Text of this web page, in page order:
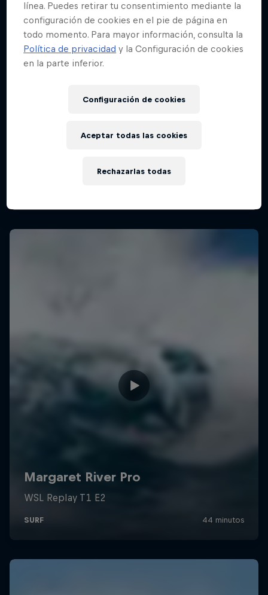
WSL Finals Fiji
línea. Puedes retirar tu consentimiento mediante la
configuración de cookies en el pie de página en
todo momento. Para mayor información, consulta la
Política de privacidad y la Configuración de cookies
en la parte inferior.
Configuración de cookies
Rechazarlas todas
Aceptar todas las cookies